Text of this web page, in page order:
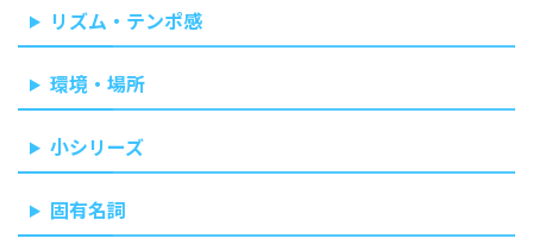
リズム・テンポ感
環境・場所
小シリーズ
固有名詞